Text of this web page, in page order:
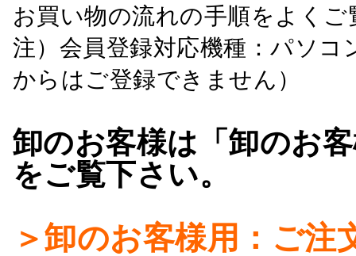
お買い物の流れの手順をよくご
注）会員登録対応機種：パソ
からはご登録できません）
卸のお客様は「卸のお
をご覧下さい。
＞卸のお客様用：ご注